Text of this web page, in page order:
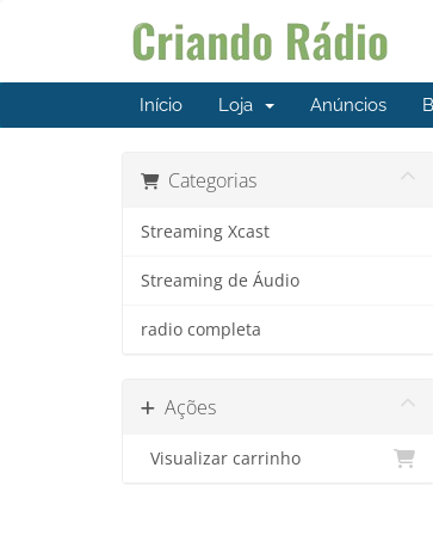
Início Loja Anúncios
Categorias
Streaming Xcast
Streaming de Áudio
radio completa
Ações
Visualizar carrinho